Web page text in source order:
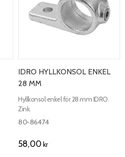
IDRO HYLLKONSOL ENKEL
28 MM
Hyllkonsol enkel för 28 mm IDRO.
Zink.
80-86474
58,00 kr